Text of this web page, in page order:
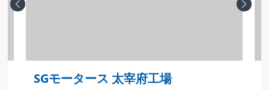
Previous
SGモータース 太宰府工場
Next